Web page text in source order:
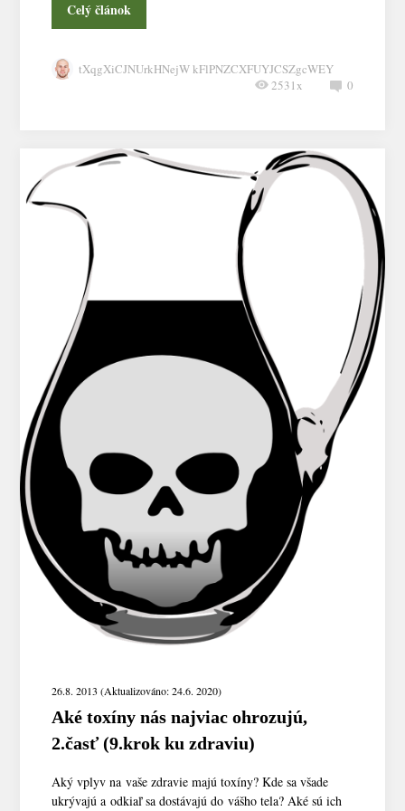
Celý článok
tXqgXiCJNUrkHNejW kFlPNZCXFUYJCSZgcWEY
0
2531x
26.8. 2013 (Aktualizováno: 24.6. 2020)
Aké toxíny nás najviac ohrozujú,
2.časť (9.krok ku zdraviu)
Aký vplyv na vaše zdravie majú toxíny? Kde sa všade
ukrývajú a odkiaľ sa dostávajú do vášho tela? Aké sú ich